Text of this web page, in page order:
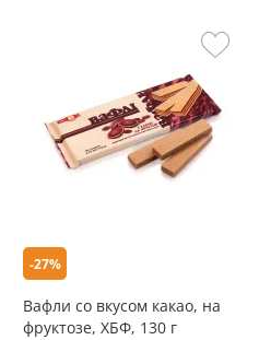
-27%
Вафли со вкусом какао, на
фруктозе, ХБФ, 130 г